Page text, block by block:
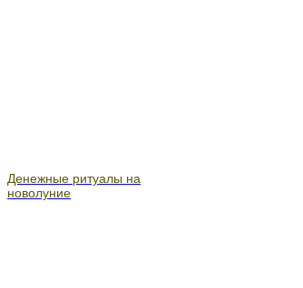
Денежные ритуалы на
новолуние